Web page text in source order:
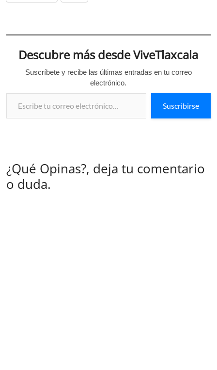
Descubre más desde ViveTlaxcala
Suscríbete y recibe las últimas entradas en tu correo
electrónico.
Escribe tu correo electrónico…
Suscribirse
¿Qué Opinas?, deja tu comentario
o duda.